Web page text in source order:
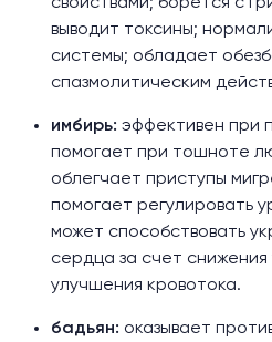
выводит токсины;
системы; обладает
спазмолитическим
имбирь: эффективен при
помогает при тошноте
облегчает приступы
помогает регулировать
может способствовать
сердца за счет
улучшения кровотока.
бадьян: оказывает